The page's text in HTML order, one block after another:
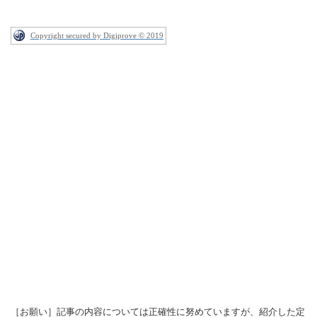
Copyright secured by Digiprove © 2019
［お願い］記事の内容については正確性に努めていますが、紹介した定